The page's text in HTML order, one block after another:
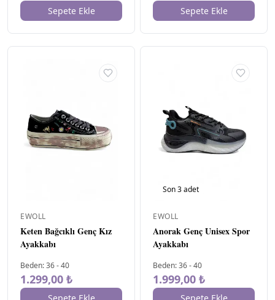
Sepete Ekle Sepete Ekle
EWOLL
Keten Bağcıklı Genç Kız
Ayakkabı
Beden:36-40
1.299,00 ₺
Son3adet
EWOLL
Anorak Genç Unisex Spor
Ayakkabı
Beden:36-40
1.999,00 ₺